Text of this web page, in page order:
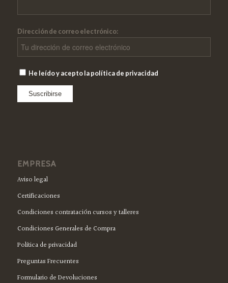
Dirección de correo electrónico:
He leído y acepto la política de privacidad
EMPRESA
Aviso legal
Certificaciones
Condiciones contratación cursos y talleres
Condiciones Generales de Compra
Política de privacidad
Preguntas Frecuentes
Formulario de Devoluciones